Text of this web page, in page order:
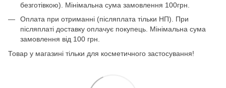
безготівкою). Мінімальна сума замовлення 100грн.
Оплата при отриманні (післяплата тільки НП). При
післяплаті доставку оплачує покупець. Мінімальна сума
замовлення від 100 грн.
Товар у магазині тільки для косметичного застосування!